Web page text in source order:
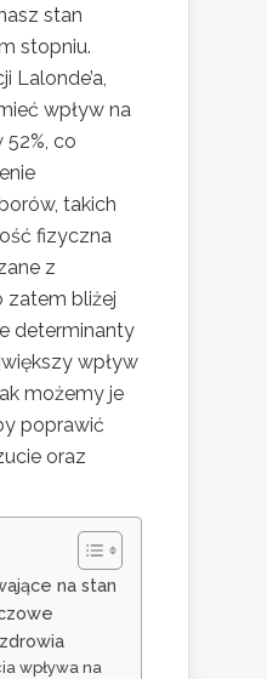
stan
stopniu.
Lalonde’a,
wpływ na
co
takich
fizyczna
z
zatem bliżej
determinanty
wpływ
możemy je
poprawić
oraz
na stan
wpływa na